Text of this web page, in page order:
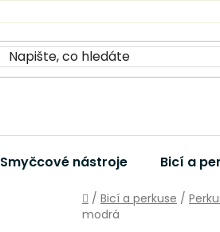
Smyčcové nástroje Bicí a
Domů
/ Bicí a perkuse /
modrá